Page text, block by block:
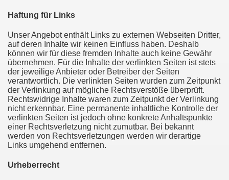
Haftung für Links
Unser Angebot enthält Links zu externen Webseiten Dritter,
auf deren Inhalte wir keinen Einfluss haben. Deshalb
können wir für diese fremden Inhalte auch keine Gewähr
übernehmen. Für die Inhalte der verlinkten Seiten ist stets
der jeweilige Anbieter oder Betreiber der Seiten
verantwortlich. Die verlinkten Seiten wurden zum Zeitpunkt
der Verlinkung auf mögliche Rechtsverstöße überprüft.
Rechtswidrige Inhalte waren zum Zeitpunkt der Verlinkung
nicht erkennbar. Eine permanente inhaltliche Kontrolle der
verlinkten Seiten ist jedoch ohne konkrete Anhaltspunkte
einer Rechtsverletzung nicht zumutbar. Bei bekannt
werden von Rechtsverletzungen werden wir derartige
Links umgehend entfernen.
Urheberrecht